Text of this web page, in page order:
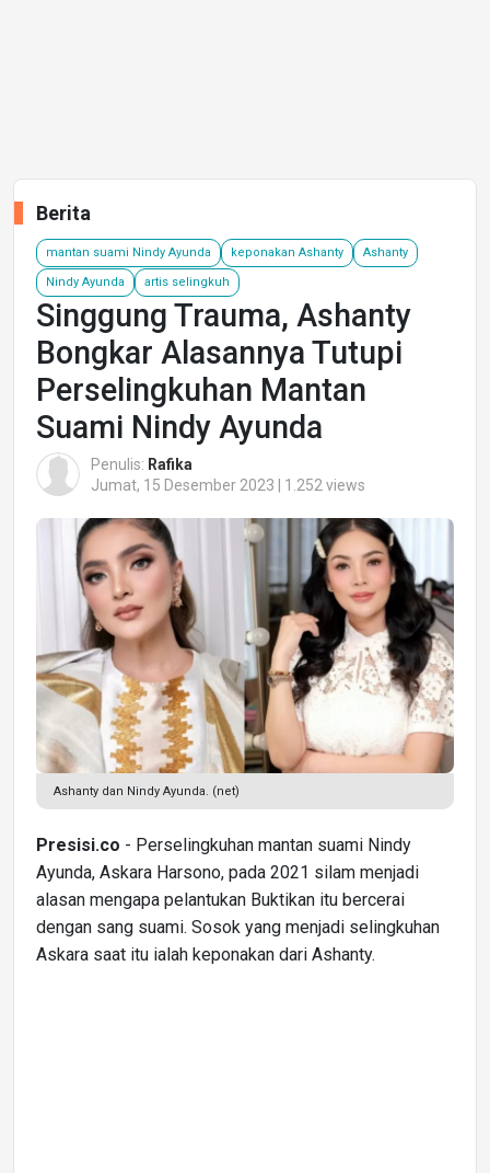
Berita
mantan suami Nindy Ayunda keponakan Ashanty Ashanty
Nindy Ayunda artis selingkuh
Singgung Trauma, Ashanty
Bongkar Alasannya Tutupi
Perselingkuhan Mantan
Suami Nindy Ayunda
Penulis: Rafika
Jumat, 15 Desember 2023 | 1.252 views
Ashanty dan Nindy Ayunda. (net)
Presisi.co - Perselingkuhan mantan suami Nindy
Ayunda, Askara Harsono, pada 2021 silam menjadi
alasan mengapa pelantukan Buktikan itu bercerai
dengan sang suami. Sosok yang menjadi selingkuhan
Askara saat itu ialah keponakan dari Ashanty.